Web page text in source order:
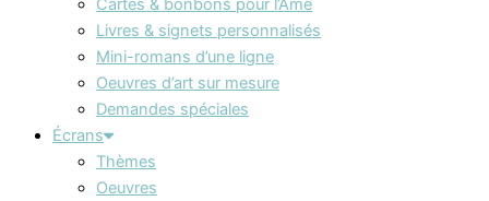
Livres & signets personnalisés
Mini-romans d’une ligne
Oeuvres d’art sur mesure
Demandes spéciales
Écrans
Thèmes
Oeuvres